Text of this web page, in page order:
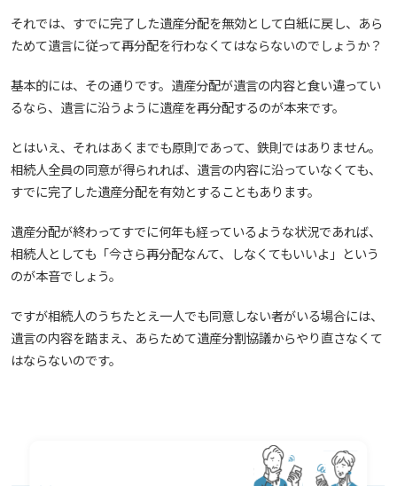
それでは、すでに完了した遺産分配を無効として白紙に戻し、あら
ためて遺言に従って再分配を行わなくてはならないのでしょうか？
基本的には、その通りです。遺産分配が遺言の内容と食い違ってい
るなら、遺言に沿うように遺産を再分配するのが本来です。
とはいえ、それはあくまでも原則であって、鉄則ではありません。
相続人全員の同意が得られれば、遺言の内容に沿っていなくても、
すでに完了した遺産分配を有効とすることもあります。
遺産分配が終わってすでに何年も経っているような状況であれば、
相続人としても「今さら再分配なんて、しなくてもいいよ」という
のが本音でしょう。
ですが相続人のうちたとえ一人でも同意しない者がいる場合には、
遺言の内容を踏まえ、あらためて遺産分割協議からやり直さなくて
はならないのです。